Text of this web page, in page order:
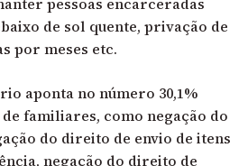
de sol quente, privação de
por meses etc.
aponta no número 30,1%
familiares, como negação do
do direito de envio de itens
negação do direito de